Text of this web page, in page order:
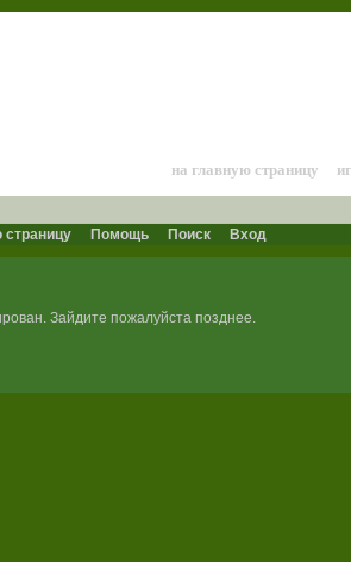
на главную страницу
страницу Помощь Поиск Вход
Зайдите пожалуйста позднее.